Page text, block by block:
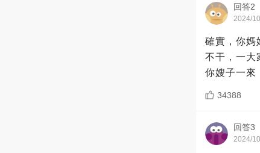
回答2
2024/
確實，你媽
不干，一大
你嫂子一來
34388
回答3
2024/